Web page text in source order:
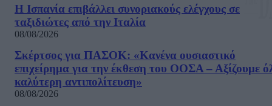
Η Ισπανία επιβάλλει συνοριακούς ελέγχους σε
ταξιδιώτες από την Ιταλία
08/08/2026
Σκέρτσος για ΠΑΣΟΚ: «Κανένα ουσιαστικό
επιχείρημα για την έκθεση του ΟΟΣΑ – Αξίζουμε
καλύτερη αντιπολίτευση»
08/08/2026